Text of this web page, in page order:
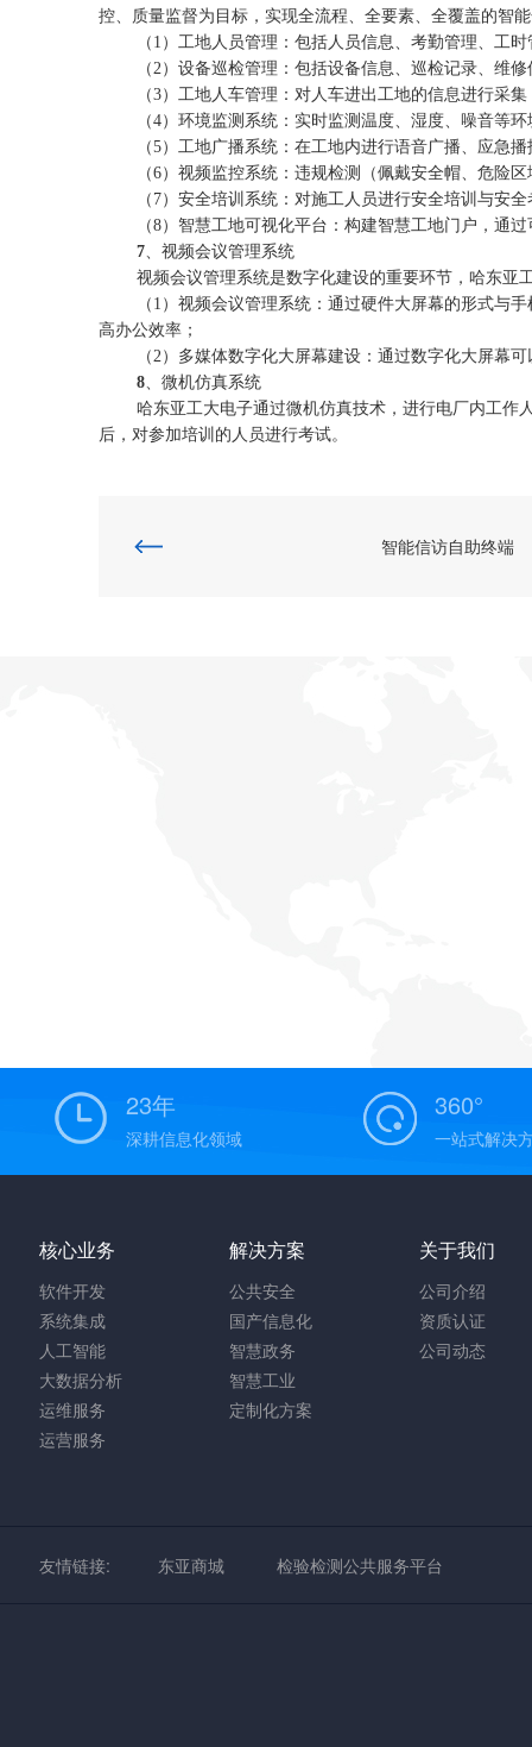
控、质量监督为目标，实现全流程、全要素、全覆盖的智
（ 1 ）工地人员管理：包括人员信息、考勤管理、工
（2）设备巡检管理：包括设备信息、巡检记录、维
（3）工地人车管理：对人车进出工地的信息进行采
（4）环境监测系统：实时监测温度、湿度、噪音等
（5）工地广播系统：在工地内进行语音广播、应急
（6）视频监控系统：违规检测（佩戴安全帽、危险
（ 7）安全培训系统：对施工人员进行安全培训与安全
（8）智慧工地可视化平台：构建智慧工地门户，通
7、视频会议管理系统
视频会议管理系统是数字化建设的重要环节，哈东亚
（ 1 ）视频会议管理系统：通过硬件大屏幕的形式与
高办公效率；
（2）多媒体数字化大屏幕建设：通过数字化大屏幕
8、微机仿真系统
哈东亚工大电子通过微机仿真技术，进行电厂内工作
后，对参加培训的人员进行考试。
智能信访自助终端
23年
深耕信息化领域
360°
一站式解决
核心业务
软件开发
系统集成
人工智能
大数据分析
运维服务
运营服务
解决方案
公共安全
国产信息化
智慧政务
智慧工业
定制化方案
关于我们
公司介绍
资质认证
公司动态
友情链接: 东亚商城 检验检测公共服务平台